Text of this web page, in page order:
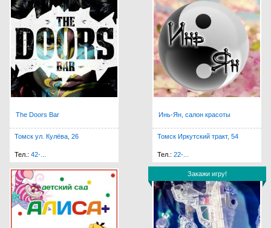
The Doors Bar
Томск ул. Кулёва, 26
Тел.: 42-...
Инь-Ян, салон красоты
Томск Иркутский тракт, 54
Тел.: 22-...
Закажи игру!
Закажи игру!